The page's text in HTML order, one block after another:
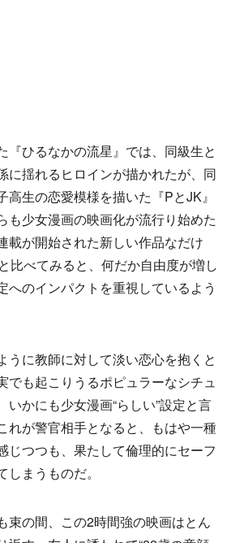
ひるなかの流星』では、同級生と
に揺れるヒロインが描かれたが、同
高生の恋愛模様を描いた『PとJK』
も少女漫画の映画化が流行り始めた
載が開始された新しい作品なだけ
比べてみると、何だか自由度が増し
へのインパクトを重視しているよう
に教師に対して淡い恋心を抱くと
でも起こりうるポピュラーなシチュ
いかにも少女漫画“らしい”設定と言
れが警官相手となると、もはや一種
じつつも、果たして倫理的にセーフ
まうものだ。
束の間、この2時間強の映画はとん